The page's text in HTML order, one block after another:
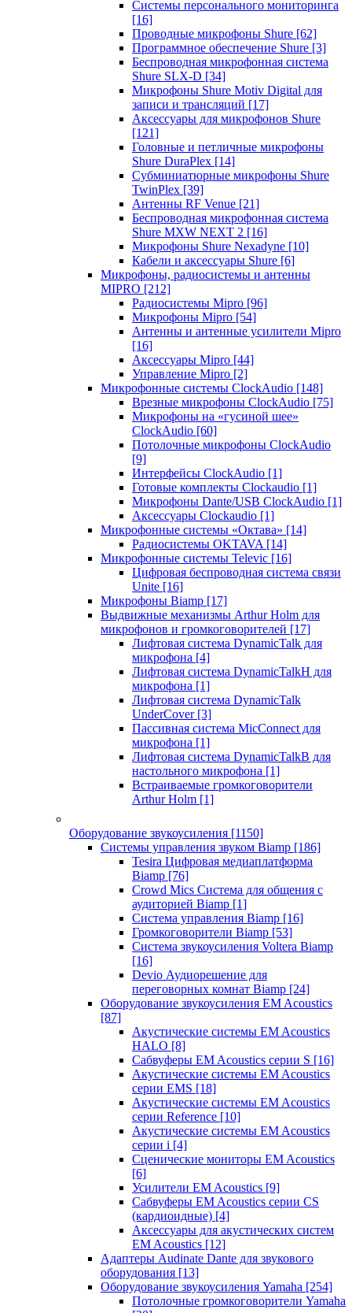
Системы персонального мониторинга
[16]
Проводные микрофоны Shure [62]
Программное обеспечение Shure [3]
Беспроводная микрофонная система
Shure SLX-D [34]
Микрофоны Shure Motiv Digital для
записи и трансляций [17]
Аксессуары для микрофонов Shure
[121]
Головные и петличные микрофоны
Shure DuraPlex [14]
Субминиатюрные микрофоны Shure
TwinPlex [39]
Антенны RF Venue [21]
Беспроводная микрофонная система
Shure MXW NEXT 2 [16]
Микрофоны Shure Nexadyne [10]
Кабели и аксессуары Shure [6]
Микрофоны, радиосистемы и антенны
MIPRO [212]
Радиосистемы Mipro [96]
Микрофоны Mipro [54]
Антенны и антенные усилители Mipro
[16]
Аксессуары Mipro [44]
Управление Mipro [2]
Микрофонные системы ClockAudio [148]
Врезные микрофоны ClockAudio [75]
Микрофоны на «гусиной шее»
ClockAudio [60]
Потолочные микрофоны ClockAudio
[9]
Интерфейсы ClockAudio [1]
Готовые комплекты Clockaudio [1]
Микрофоны Dante/USB ClockAudio [1]
Аксессуары Clockaudio [1]
Микрофонные системы «Октава» [14]
Радиосистемы OKTAVA [14]
Микрофонные системы Televic [16]
Цифровая беспроводная система связи
Unite [16]
Микрофоны Biamp [17]
Выдвижные механизмы Arthur Holm для
микрофонов и громкоговорителей [17]
Лифтовая система DynamicTalk для
микрофона [4]
Лифтовая система DynamicTalkH для
микрофона [1]
Лифтовая система DynamicTalk
UnderCover [3]
Пассивная система MicConnect для
микрофона [1]
Лифтовая система DynamicTalkB для
настольного микрофона [1]
Встраиваемые громкоговорители
Arthur Holm [1]
Оборудование звукоусиления [1150]
Системы управления звуком Biamp [186]
Tesira Цифровая медиаплатформа
Biamp [76]
Crowd Mics Система для общения с
аудиторией Biamp [1]
Система управления Biamp [16]
Громкоговорители Biamp [53]
Система звукоусиления Voltera Biamp
[16]
Devio Аудиорешение для
переговорных комнат Biamp [24]
Оборудование звукоусиления EM Acoustics
[87]
Акустические системы EM Acoustics
HALO [8]
Сабвуферы EM Acoustics серии S [16]
Акустические системы EM Acoustics
серии EMS [18]
Акустические системы EM Acoustics
серии Reference [10]
Акустические системы EM Acoustics
серии i [4]
Сценические мониторы EM Acoustics
[6]
Усилители EM Acoustics [9]
Сабвуферы EM Acoustics серии CS
(кардиоидные) [4]
Аксессуары для акустических систем
EM Acoustics [12]
Адаптеры Audinate Dante для звукового
оборудования [13]
Оборудование звукоусиления Yamaha [254]
Потолочные громкоговорители Yamaha